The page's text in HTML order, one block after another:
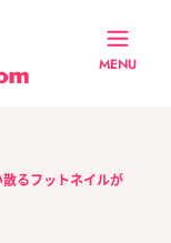
MENU
るフットネイルが